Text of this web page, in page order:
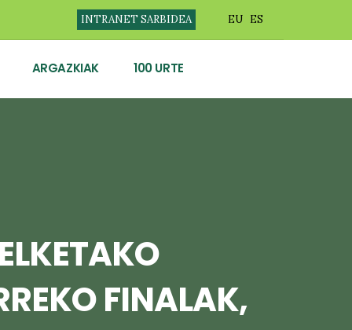
INTRANET SARBIDEA EU ES
ARGAZKIAK 100 URTE
FINALAK,